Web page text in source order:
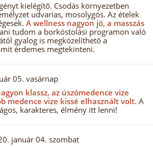
kielégítő. Csodás környezetben
udvarias, mosolygós. Az ételek
A wellness nagyon jó, a masszás
tudom a borkóstolási programon való
gyalog is megközelíthető a
érdemes megtekinteni.
05. vasárnap
klassz, az úszómedence vize
medence vize kissé elhasznált volt. A
karakteres, élmény itt lenni!
január 04. szombat